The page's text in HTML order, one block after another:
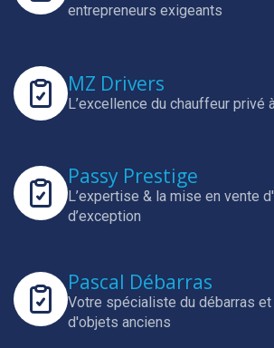
entrepreneurs exigeants
MZ Drivers
L’excellence du chauffeur privé
Passy Prestige
L’expertise & la mise en vente
d’exception
Pascal Débarras
Votre spécialiste du débarras
d'objets anciens